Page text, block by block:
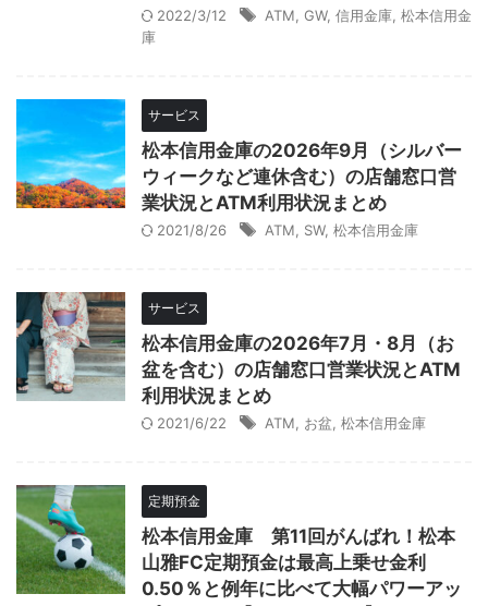
2022/3/12 ATM GW, 信用金庫 松本信用金
庫
サービス
松本信用金庫の2026年9月（シルバー
ウィークなど連休含む）の店舗窓口営
業状況とATM利用状況まとめ
2021/8/26 ATM SW, 松本信用金庫
サービス
松本信用金庫の2026年7月・8月（お
盆を含む）の店舗窓口営業状況とATM
利用状況まとめ
2021/6/22 ATM お盆 松本信用金庫
定期預金
松本信用金庫 第11回がんばれ！松本
山雅FC定期預金は最高上乗せ金利
0.50％と例年に比べて大幅パワーアッ